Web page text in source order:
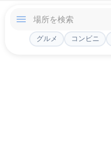
グルメ コンビニ